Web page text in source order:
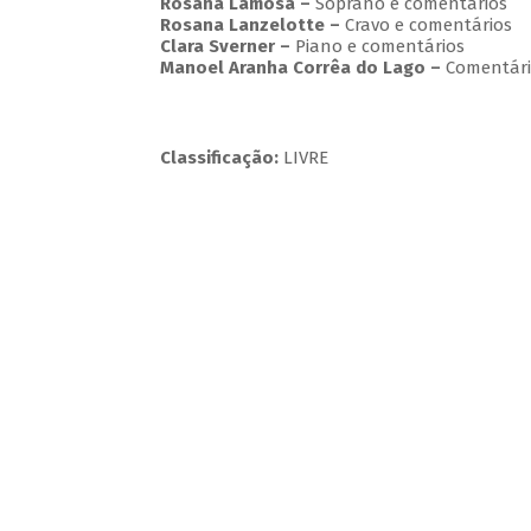
Rosana Lanzelotte – Cravo e comentários
Clara Sverner – Piano e comentários
Manoel Aranha Corrêa do Lago –
Classificação:LIVRE